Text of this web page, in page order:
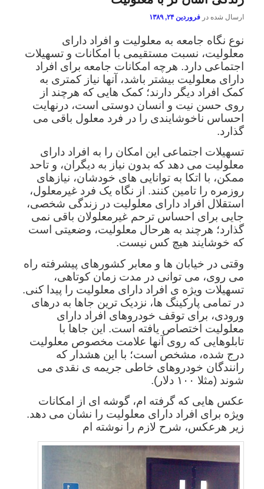
ارسال شده درفروردین ۲۴, ۱۳۸۹
نوع نگاه جامعه به معلولیت و افراد دارای
معلولیت، نسبت مستقیمی با امکانات و تسهیلات
اجتماعی دارد. هرچه امکانات جامعه برای افراد
دارای معلولیت بیشتر باشد، آنها نیاز کمتری به
کمک افراد دیگر دارند؛ کمک هایی که هرچند از
روی حسن نیت و انسان دوستی است، درنهایت
احساس ناخوشایندی را در فرد معلول باقی می
گذارد.
تسهیلات اجتماعی این امکان را به افراد دارای
معلولیت می دهد که بدون نیاز به دیگران، و تاحد
ممکن، با اتکا به توانایی های خودشان، نیازهای
روزمره را تامین کنند. از نگاه یک فرد غیرمعلول،
استقلال افراد دارای معلولیت در زندگی شخصی،
جایی برای احساس ترحم غیرمعلولان باقی نمی
گذارد؛ هرچند به هرحال معلولیت، وضعیتی است
که خوشایند هیچ کس نیست.
وقتی در خیابان ها و معابر کشورهای پیشرفته راه
می روی، می توانی در مدت زمان کوتاهی،
تسهیلات ویژه ی افراد دارای معلولیت را پیدا کنی.
در تمامی پارکینگ ها، نزدیک ترین جاها به درهای
ورودی، برای توقف خودروهای افراد دارای
معلولیت اختصاص یافته است. این جاها با
تابلوهایی که روی آنها علامت مخصوص معلولیت
درج شده، مشخص است؛ با این هشدار که
رانندگان خودروهای خاطی جریمه ی نقدی می
شوند (مثلا ۱۰۰ دلار).
عکس هایی که گرفته ام، گوشه ای از امکانات
ویژه برای افراد دارای معلولیت را نشان می دهد.
زیر هرعکس، شرح لازم را نوشته ام